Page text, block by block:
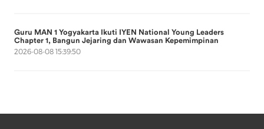
Guru MAN 1 Yogyakarta Ikuti IYEN National Young Leaders
Chapter 1, Bangun Jejaring dan Wawasan Kepemimpinan
2026-08-08 15:39:50